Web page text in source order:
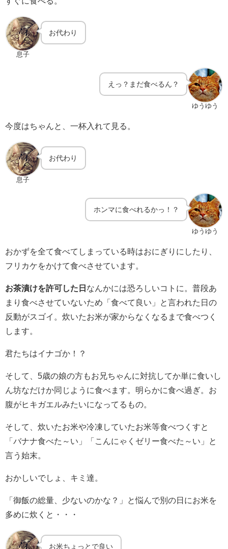
息子
お代わり
ゆうゆう
えっ？まだ食べるん？
今度はちゃんと、一杯入れて見る。
息子
お代わり
ゆうゆう
ホンマに食べれるかっ！？
おかずを全て食べてしまっている時はおにぎりにしたり、
フリカケをかけて食べさせています。
お茶漬けを許可した日 なんかには恐ろしいコトに。普段あ
まり食べさせていないため「食べて良い」と言われた日の
反動がスゴイ。炊いたお米が家からなくなるまで食べつく
します。
君たちはイナゴか！？
そして、5歳の娘の方もお兄ちゃんに対抗してか単に食いし
ん坊なだけか同じように食べます。明らかに食べ過ぎ。お
腹がヒキガエルみたいになってるもの。
そして、炊いたお米や冷凍していたお米等食べつくすと
「バナナ食べた～い」「こんにゃくゼリー食べた～い」と
言う始末。
おかしいでしょ、キミ達。
「御飯の総量、少ないのかな？」と悩んで別の日にお米を
多めに炊くと・・・
お米ちょっとで良い